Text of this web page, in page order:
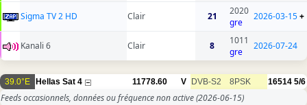
Sigma TV 2 HD Clair 21
2020
gre
2026-03-15+
Kanali 6 Clair 8
1011
gre
2026-07-24
39.0°E Hellas Sat 4 11778.60 V DVB-S2 8PSK 16514 5/6
Feeds occasionnels, données ou fréquence non active(2026-06-15)